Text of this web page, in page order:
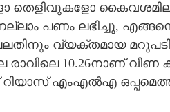
തെളിവുകളോ
പണം ലഭിച്ചു,
വ്യക്തമായ മറുപടി
10.26നാണ്
എംഎൽഎ